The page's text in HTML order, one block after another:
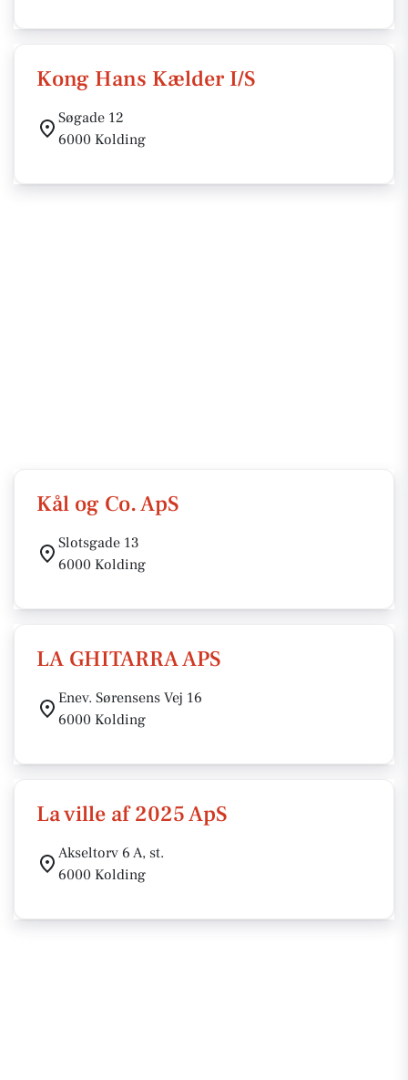
Kong Hans Kælder I/S
Søgade 12
6000 Kolding
Kål og Co. ApS
Slotsgade 13
6000 Kolding
LA GHITARRA APS
Enev. Sørensens Vej 16
6000 Kolding
La ville af 2025 ApS
Akseltorv 6 A, st.
6000 Kolding